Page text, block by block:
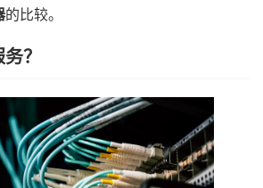
的比较。
？